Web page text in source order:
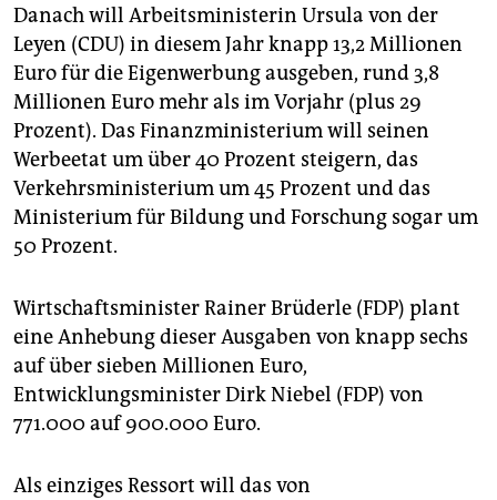
Danach will Arbeitsministerin Ursula von der
Leyen (CDU) in diesem Jahr knapp 13,2 Millionen
Euro für die Eigenwerbung ausgeben, rund 3,8
Millionen Euro mehr als im Vorjahr (plus 29
Prozent). Das Finanzministerium will seinen
Werbeetat um über 40 Prozent steigern, das
Verkehrsministerium um 45 Prozent und das
Ministerium für Bildung und Forschung sogar um
50 Prozent.
Wirtschaftsminister Rainer Brüderle (FDP) plant
eine Anhebung dieser Ausgaben von knapp sechs
auf über sieben Millionen Euro,
Entwicklungsminister Dirk Niebel (FDP) von
771.000 auf 900.000 Euro.
Als einziges Ressort will das von